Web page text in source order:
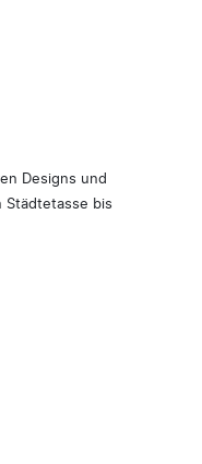
Designs und
Städtetasse bis